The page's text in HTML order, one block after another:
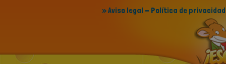
» Aviso legal - Política de privacidad